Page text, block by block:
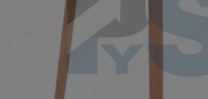
SEGURIDAD INDUSTRIAL
TECNOLOGÍA
MOBILIARIO